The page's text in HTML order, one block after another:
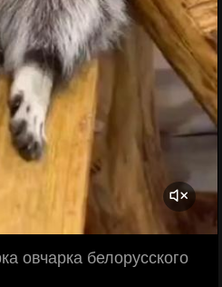
овчарка белорусского